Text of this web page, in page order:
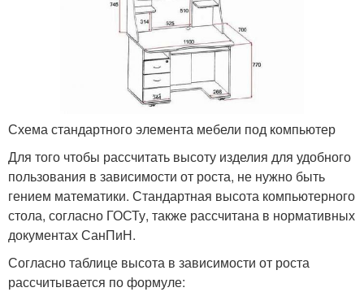
Схема стандартного элемента мебели под компьютер
Для того чтобы рассчитать высоту изделия для удобного
пользования в зависимости от роста, не нужно быть
гением математики. Стандартная высота компьютерного
стола, согласно ГОСТу, также рассчитана в нормативных
документах СанПиН.
Согласно таблице высота в зависимости от роста
рассчитывается по формуле: